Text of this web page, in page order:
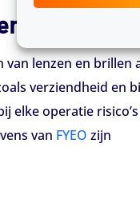
lenzen en brillen
verziendheid en
elke operatie
van FYEO zijn